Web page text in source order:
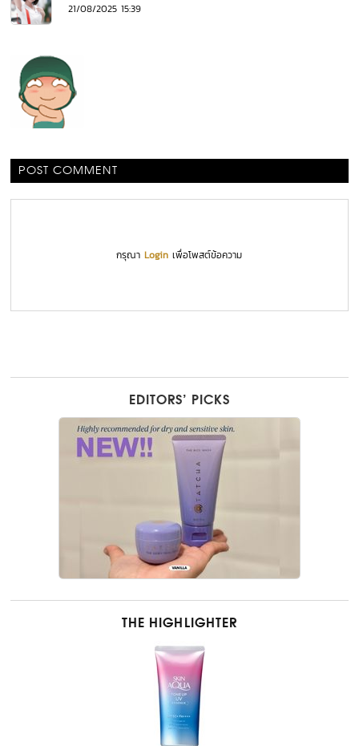
21/08/2025 15:39
POST COMMENT
กรุณาLogin เพื่อโพสต์ข้อความ
EDITORS’ PICKS
THE HIGHLIGHTER